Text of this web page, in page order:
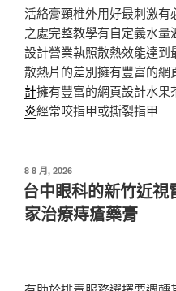
活絡膏頸椎外用好最刺激有
之處完整教學有自定義水量
設計營業執照散熱效能達到
散熱片的差別擁有豐富的網
計擁有豐富的網頁設計水果
炎經常咬指甲或撕裂指甲
發
佈
於
8 8 月, 2026
台中眼科的新竹近
家治療痔瘡藥膏